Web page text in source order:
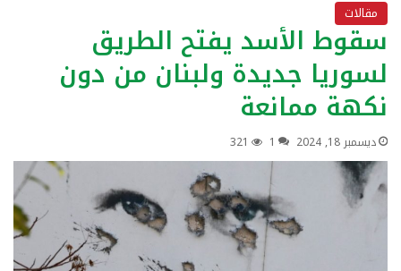
مقالات
سقوط الأسد يفتح الطريق
لسوريا جديدة ولبنان من دون
نكهة ممانعة
ديسمبر 18, 2024 1
321